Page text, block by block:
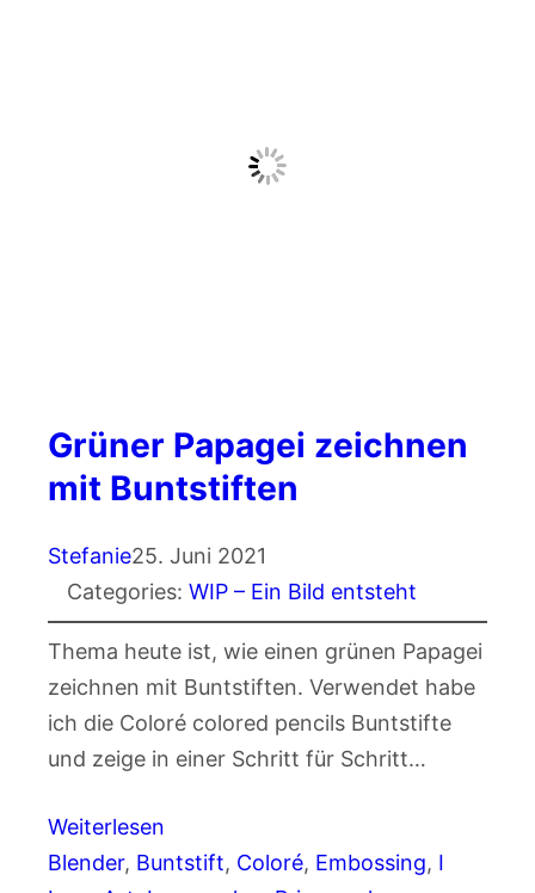
Grüner Papagei zeichnen
mit Buntstiften
Stefanie25. Juni 2021
Categories: WIP – Ein Bild entsteht
Thema heute ist, wie einen grünen Papagei
zeichnen mit Buntstiften. Verwendet habe
ich die Coloré colored pencils Buntstifte
und zeige in einer Schritt für Schritt…
Weiterlesen
Blender, Buntstift, Coloré, Embossing, I